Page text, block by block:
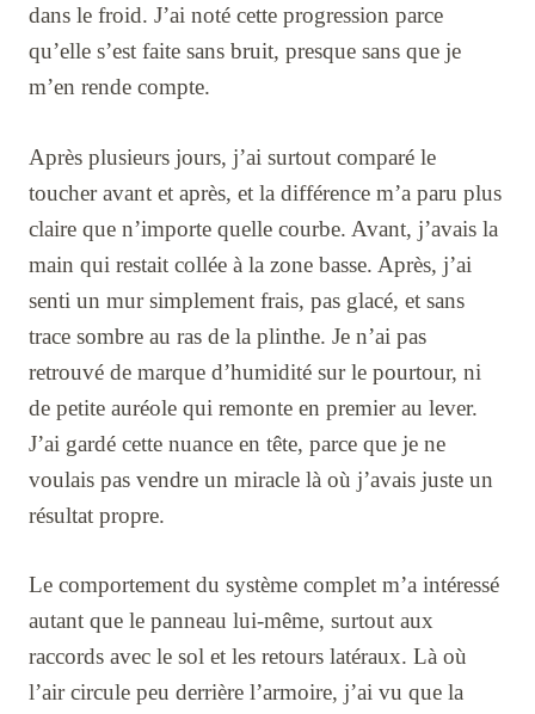
dans le froid. J’ai noté cette progression parce
qu’elle s’est faite sans bruit, presque sans que je
m’en rende compte.
Après plusieurs jours, j’ai surtout comparé le
toucher avant et après, et la différence m’a paru plus
claire que n’importe quelle courbe. Avant, j’avais la
main qui restait collée à la zone basse. Après, j’ai
senti un mur simplement frais, pas glacé, et sans
trace sombre au ras de la plinthe. Je n’ai pas
retrouvé de marque d’humidité sur le pourtour, ni
de petite auréole qui remonte en premier au lever.
J’ai gardé cette nuance en tête, parce que je ne
voulais pas vendre un miracle là où j’avais juste un
résultat propre.
Le comportement du système complet m’a intéressé
autant que le panneau lui-même, surtout aux
raccords avec le sol et les retours latéraux. Là où
l’air circule peu derrière l’armoire, j’ai vu que la